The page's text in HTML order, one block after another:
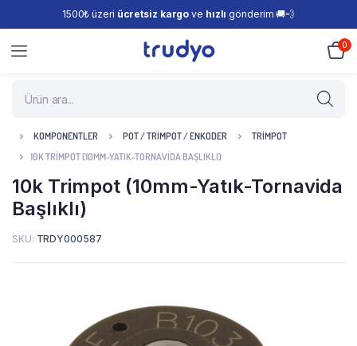
1500₺ üzeri ücretsiz kargo ve hızlı gönderim 🚚💨
0
KOMPONENTLER POT / TRIMPOT / ENKODER
TRIMPOT
10K TRIMPOT (10MM-YATIK-TORNAVIDA BAŞLIKLI)
10k Trimpot (10mm-Yatık-Tornavida
Başlıklı)
SKU: TRDY000587